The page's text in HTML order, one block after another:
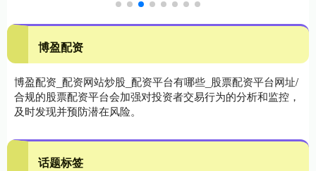
博盈配资
博盈配资_配资网站炒股_配资平台有哪些_股票配资平台网址/
合规的股票配资平台会加强对投资者交易行为的分析和监控，
及时发现并预防潜在风险。
话题标签